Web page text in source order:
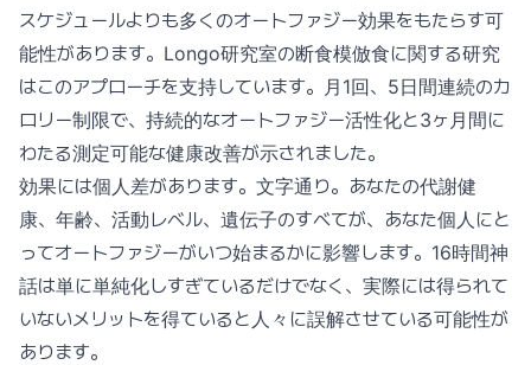
スケジュールよりも多くのオートファジー効果をもたらす可
能性があります。Longo研究室の断食模倣食に関する研究
はこのアプローチを支持しています。月1回、5日間連続のカ
ロリー制限で、持続的なオートファジー活性化と3ヶ月間に
わたる測定可能な健康改善が示されました。
効果には個人差があります。文字通り。あなたの代謝健
康、年齢、活動レベル、遺伝子のすべてが、あなた個人にと
ってオートファジーがいつ始まるかに影響します。16時間神
話は単に単純化しすぎているだけでなく、実際には得られて
いないメリットを得ていると人々に誤解させている可能性が
あります。